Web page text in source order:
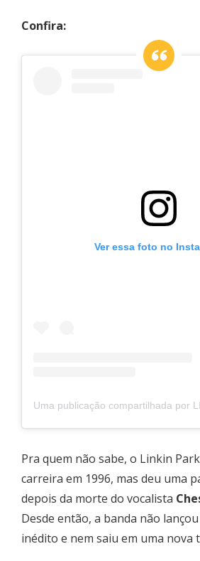
Confira:
Ver essa foto no
Uma publicação compartilhada por LINKIN
Pra quem não sabe, o Linkin
carreira em 1996, mas deu uma
depois da morte do vocalista
Desde então, a banda não
inédito e nem saiu em uma nova